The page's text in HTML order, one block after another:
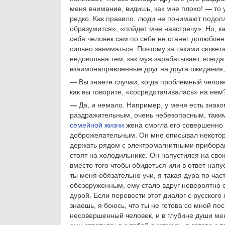
меня внимание, видишь, как мне плохо! — то
редко. Как правило, люди не понимают
образумится», «пойдет мне навстречу».
себя человек сам по себе не станет
сильно заниматься. Поэтому за такими
недовольна тем, как муж зарабатывает,
взаимонаправленные друг на друга
— Вы знаете случаи, когда проблемный
как вы говорите, «сосредотачивалась» на
— Да, и немало. Например, у меня есть
раздражительным, очень небезопасным,
семейной жизни жена смогла его
доброжелательным. Он мне описывал
держать рядом с электромагнитными
стоят на холодильнике. Он напустился на
вместо того чтобы обидеться или в ответ
ты меня обязательно учи, я такая дура по
обезоруженным, ему стало вдруг невероятно
дурой. Если перевести этот диалог с
знаешь, я боюсь, что ты не готова со мной
несовершенный человек, и в глубине души